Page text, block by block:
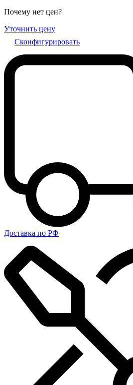
Почему нет цен?
Уточнить цену
Сконфигурировать
Доставка по РФ